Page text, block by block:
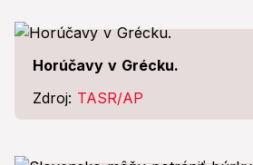
Horúčavy v Grécku.
Zdroj: TASR/AP